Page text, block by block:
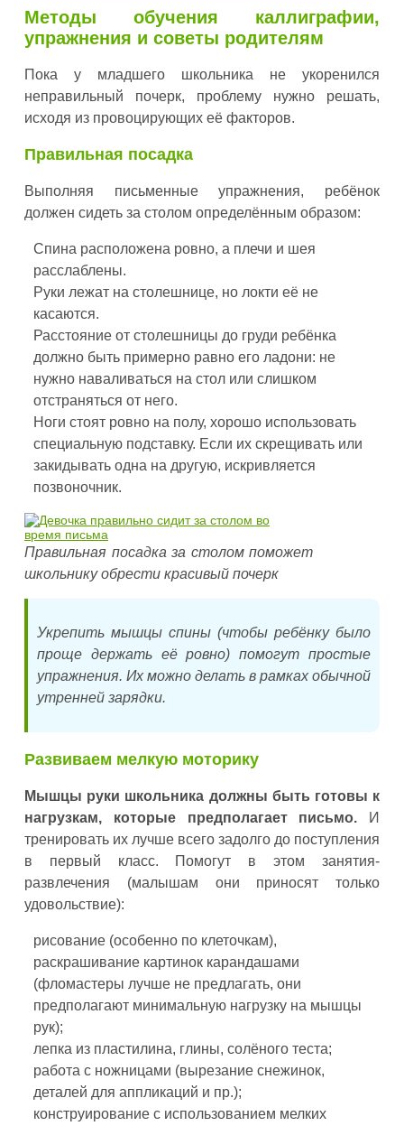
Методы обучения каллиграфии,
упражнения и советы родителям
Пока у младшего школьника не укоренился
неправильный почерк, проблему нужно решать,
исходя из провоцирующих её факторов.
Правильная посадка
Выполняя письменные упражнения, ребёнок
должен сидеть за столом определённым образом:
Спина расположена ровно, а плечи и шея
расслаблены.
Руки лежат на столешнице, но локти её не
касаются.
Расстояние от столешницы до груди ребёнка
должно быть примерно равно его ладони: не
нужно наваливаться на стол или слишком
отстраняться от него.
Ноги стоят ровно на полу, хорошо использовать
специальную подставку. Если их скрещивать или
закидывать одна на другую, искривляется
позвоночник.
Правильная посадка за столом поможет
школьнику обрести красивый почерк
Укрепить мышцы спины (чтобы ребёнку было
проще держать её ровно) помогут простые
упражнения. Их можно делать в рамках обычной
утренней зарядки.
Развиваем мелкую моторику
Мышцы руки школьника должны быть готовы к
нагрузкам, которые предполагает письмо. И
тренировать их лучше всего задолго до поступления
в первый класс. Помогут в этом занятия-
развлечения (малышам они приносят только
удовольствие):
рисование (особенно по клеточкам),
раскрашивание картинок карандашами
(фломастеры лучше не предлагать, они
предполагают минимальную нагрузку на мышцы
рук);
лепка из пластилина, глины, солёного теста;
работа с ножницами (вырезание снежинок,
деталей для аппликаций и пр.);
конструирование с использованием мелких